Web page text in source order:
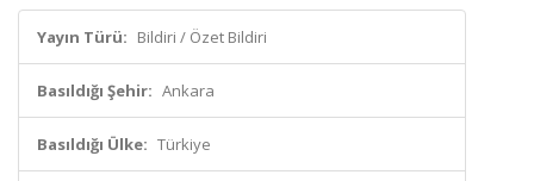
Yayın Türü: Bildiri / Özet Bildiri
Basıldığı Şehir: Ankara
Basıldığı Ülke: Türkiye